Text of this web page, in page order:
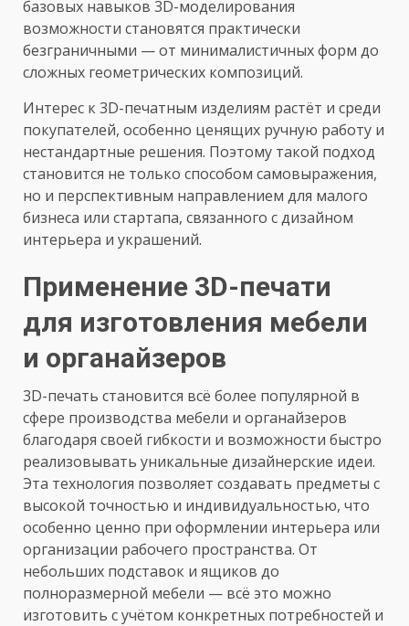
базовых навыков 3D-моделирования
возможности становятся практически
безграничными — от минималистичных форм до
сложных геометрических композиций.
Интерес к 3D-печатным изделиям растёт и среди
покупателей, особенно ценящих ручную работу и
нестандартные решения. Поэтому такой подход
становится не только способом самовыражения,
но и перспективным направлением для малого
бизнеса или стартапа, связанного с дизайном
интерьера и украшений.
Применение 3D-печати
для изготовления мебели
и органайзеров
3D-печать становится всё более популярной в
сфере производства мебели и органайзеров
благодаря своей гибкости и возможности быстро
реализовывать уникальные дизайнерские идеи.
Эта технология позволяет создавать предметы с
высокой точностью и индивидуальностью, что
особенно ценно при оформлении интерьера или
организации рабочего пространства. От
небольших подставок и ящиков до
полноразмерной мебели — всё это можно
изготовить с учётом конкретных потребностей и